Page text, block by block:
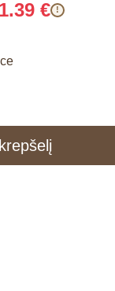
€ !